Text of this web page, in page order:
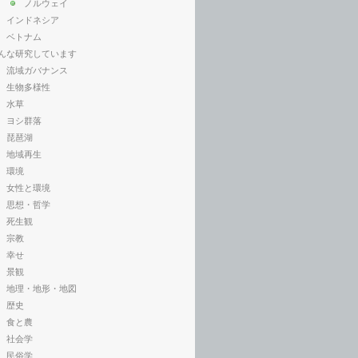
ノルウェイ
インドネシア
ベトナム
な研究しています
流域ガバナンス
生物多様性
水草
ヨシ群落
琵琶湖
地域再生
環境
女性と環境
思想・哲学
死生観
宗教
幸せ
景観
地理・地形・地図
歴史
食と農
社会学
民俗学